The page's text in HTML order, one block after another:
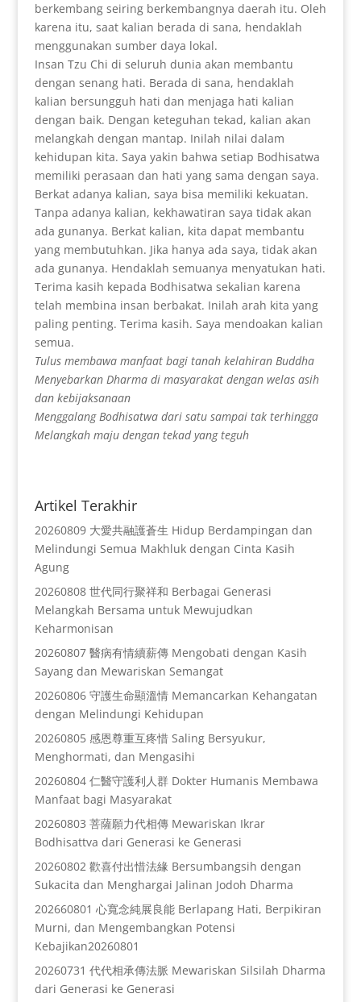
berkembang seiring berkembangnya daerah itu. Oleh
karena itu, saat kalian berada di sana, hendaklah
menggunakan sumber daya lokal.
Insan Tzu Chi di seluruh dunia akan membantu
dengan senang hati. Berada di sana, hendaklah
kalian bersungguh hati dan menjaga hati kalian
dengan baik. Dengan keteguhan tekad, kalian akan
melangkah dengan mantap. Inilah nilai dalam
kehidupan kita. Saya yakin bahwa setiap Bodhisatwa
memiliki perasaan dan hati yang sama dengan saya.
Berkat adanya kalian, saya bisa memiliki kekuatan.
Tanpa adanya kalian, kekhawatiran saya tidak akan
ada gunanya. Berkat kalian, kita dapat membantu
yang membutuhkan. Jika hanya ada saya, tidak akan
ada gunanya. Hendaklah semuanya menyatukan hati.
Terima kasih kepada Bodhisatwa sekalian karena
telah membina insan berbakat. Inilah arah kita yang
paling penting. Terima kasih. Saya mendoakan kalian
semua.
Tulus membawa manfaat bagi tanah kelahiran Buddha
Menyebarkan Dharma di masyarakat dengan welas asih
dan kebijaksanaan
Menggalang Bodhisatwa dari satu sampai tak terhingga
Melangkah maju dengan tekad yang teguh
Artikel Terakhir
20260809 大愛共融護蒼生 Hidup Berdampingan dan
Melindungi Semua Makhluk dengan Cinta Kasih
Agung
20260808 世代同行聚祥和 Berbagai Generasi
Melangkah Bersama untuk Mewujudkan
Keharmonisan
20260807 醫病有情續薪傳 Mengobati dengan Kasih
Sayang dan Mewariskan Semangat
20260806 守護生命顯溫情 Memancarkan Kehangatan
dengan Melindungi Kehidupan
20260805 感恩尊重互疼惜 Saling Bersyukur,
Menghormati, dan Mengasihi
20260804 仁醫守護利人群 Dokter Humanis Membawa
Manfaat bagi Masyarakat
20260803 菩薩願力代相傳 Mewariskan Ikrar
Bodhisattva dari Generasi ke Generasi
20260802 歡喜付出惜法緣 Bersumbangsih dengan
Sukacita dan Menghargai Jalinan Jodoh Dharma
202660801 心寬念純展良能 Berlapang Hati, Berpikiran
Murni, dan Mengembangkan Potensi
Kebajikan20260801
20260731 代代相承傳法脈 Mewariskan Silsilah Dharma
dari Generasi ke Generasi